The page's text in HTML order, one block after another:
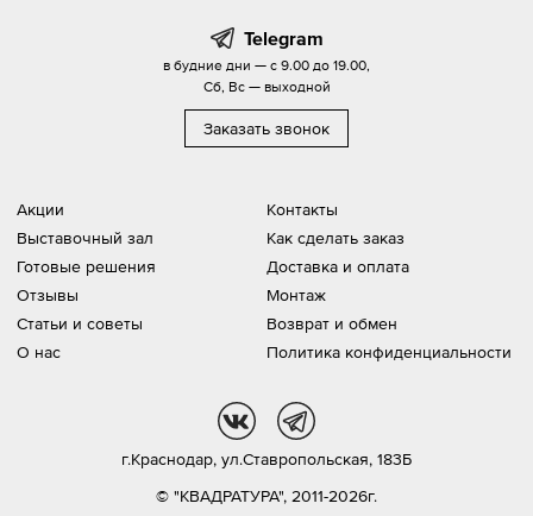
Акции
Выставочный зал
Готовые решения
Отзывы
Статьи и советы
О нас
Контакты
Как сделать заказ
Доставка и оплата
Монтаж
Возврат и обмен
Политика конфиденциальности
Telegram
в будние дни — с 9.00 до 19.00,
Сб, Вс — выходной
Заказать звонок
© "КВАДРАТУРА", 2011-2026г.
г.Краснодар, ул.Ставропольская, 183Б
vk